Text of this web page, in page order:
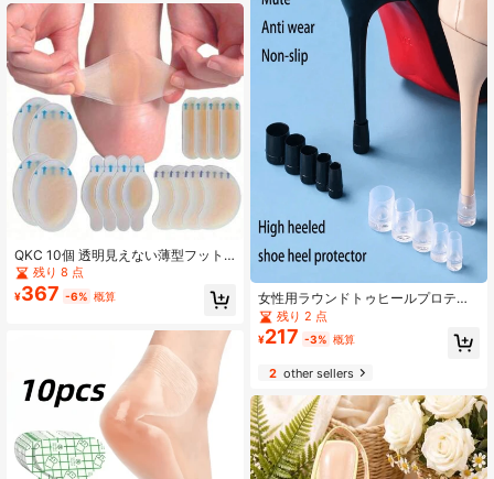
ーギフトアイデア
QKC 10個 透明見えない薄型フット
パッド、ハイヒールの摩擦を防ぐ
残り 8 点
¥367 -6% 概算
女性用ラウンドトゥヒールプロテク
ター1ペア、滑り止め&静音ハイヒー
ルキャップシューアクセサリー
残り 2 点
¥217 -3% 概算
2other sellers